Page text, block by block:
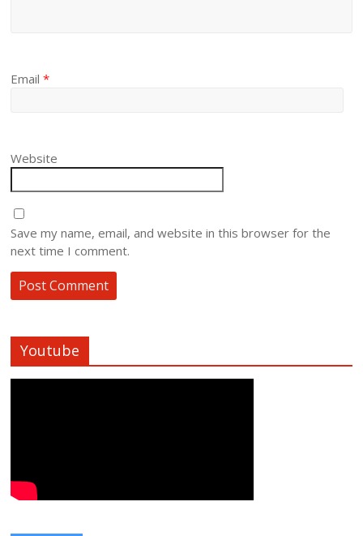
Email*
Website
Save my name, email, and website in this browser for the
next time I comment.
Youtube